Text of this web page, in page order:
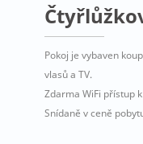
Pokoj je vybaven
vlasů a TV.
Zdarma WiFi přístup
Snídaně v ceně